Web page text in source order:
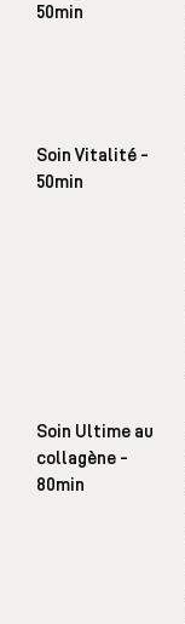
50min
Soin Vitalité -
50min
Soin Ultime au
collagène -
80min